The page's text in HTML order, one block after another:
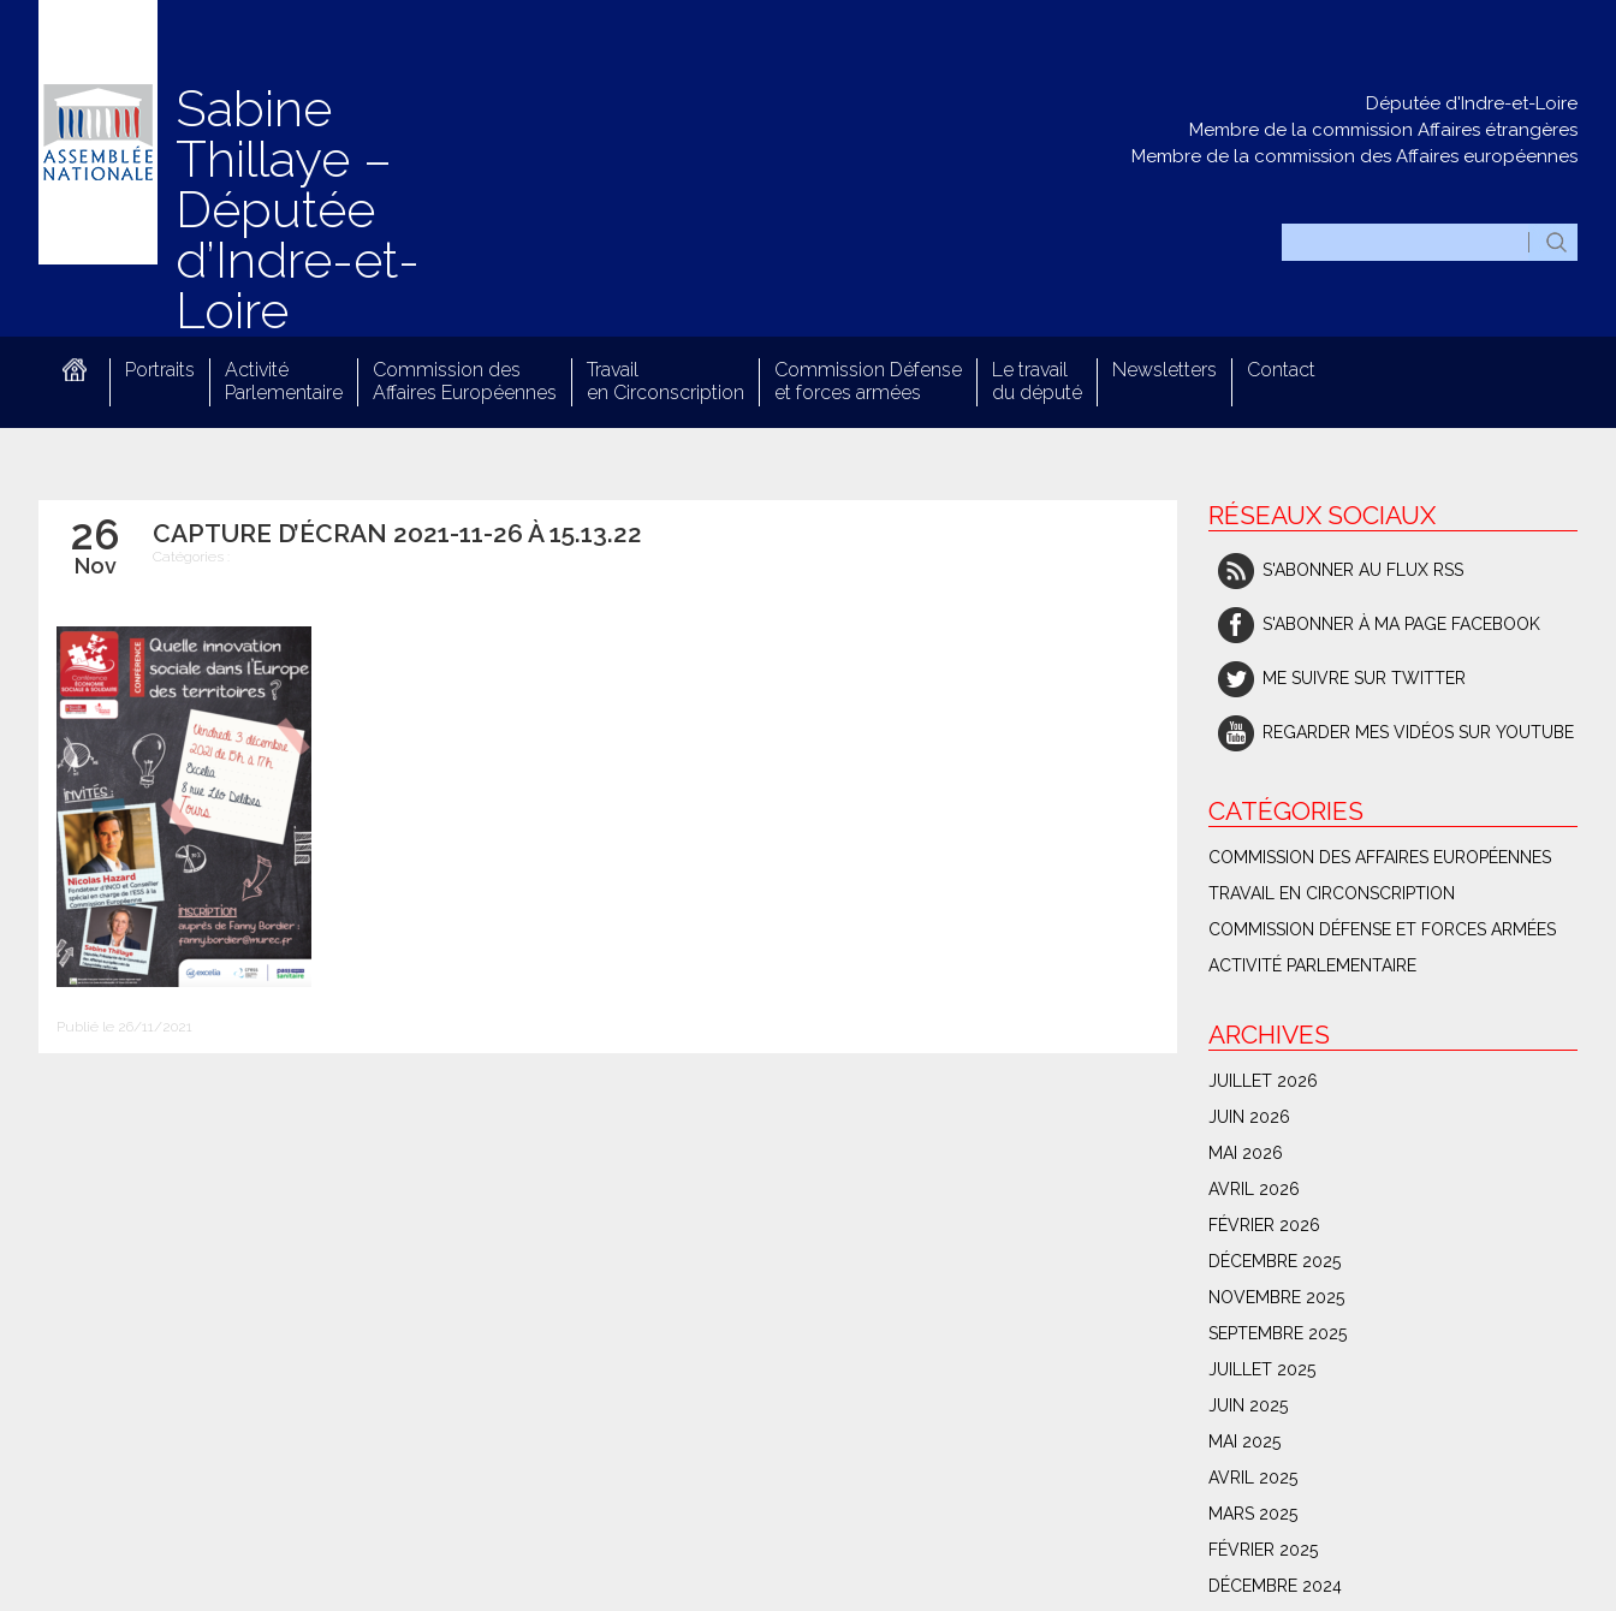
Sabine
Thillaye –
Députée
d’Indre-et-
Loire
Députée d'Indre-et-Loire
Membre de la commission Affaires étrangères
Membre de la commission des Affaires européennes
Portraits
Activité
Parlementaire
Commission des
Affaires Européennes
Travail
en Circonscription
Commission Défense
et forces armées
Le travail
du député
Newsletters Contact
26
Nov
CAPTURE D’ÉCRAN 2021-11-26 À 15.13.22
Catégories :
Publié le 26/11/2021
RÉSEAUX SOCIAUX
S'ABONNER AU FLUX RSS
S'ABONNER À MA PAGE FACEBOOK
ME SUIVRE SUR TWITTER
REGARDER MES VIDÉOS SUR YOUTUBE
CATÉGORIES
COMMISSION DES AFFAIRES EUROPÉENNES
TRAVAIL EN CIRCONSCRIPTION
COMMISSION DÉFENSE ET FORCES ARMÉES
ACTIVITÉ PARLEMENTAIRE
ARCHIVES
JUILLET 2026
JUIN 2026
MAI 2026
AVRIL 2026
FÉVRIER 2026
DÉCEMBRE 2025
NOVEMBRE 2025
SEPTEMBRE 2025
JUILLET 2025
JUIN 2025
MAI 2025
AVRIL 2025
MARS 2025
FÉVRIER 2025
DÉCEMBRE 2024